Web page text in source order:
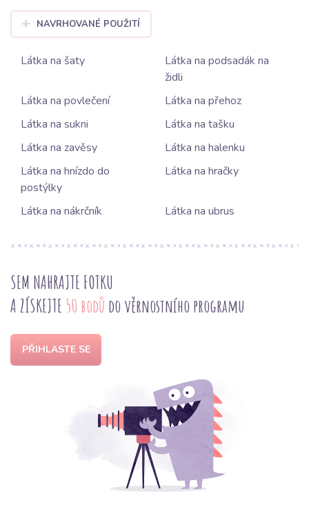
NAVRHOVANÉ POUŽITÍ
Látka na šaty
Látka na podsadák na
židli
Látka na povlečení
Látka na přehoz
Látka na sukni
Látka na tašku
Látka na zavěsy
Látka na halenku
Látka na hnízdo do
postýlky
Látka na hračky
Látka na nákrčník Látka na ubrus
SEM NAHRAJTE FOTKU
A ZÍSKEJTE 50 bodů do věrnostního programu
PŘIHLASTE SE